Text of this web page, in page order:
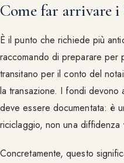
Come far arrivare
È il punto che richiede più
raccomando di preparare per
transitano per il conto del
la transazione. I fondi
deve essere documentata: è
riciclaggio, non una diffidenza
Concretamente, questo